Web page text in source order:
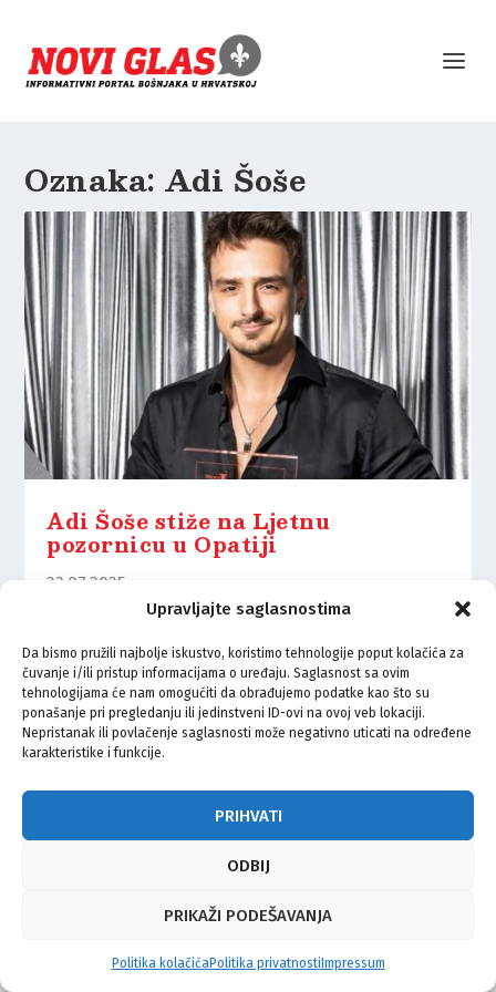
Upravljajte saglasnostima
Da bismo pružili najbolje iskustvo, koristimo tehnologije poput kolačića za
čuvanje i/ili pristup informacijama o uređaju. Saglasnost sa ovim
tehnologijama će nam omogućiti da obrađujemo podatke kao što su
ponašanje pri pregledanju ili jedinstveni ID-ovi na ovoj veb lokaciji.
Nepristanak ili povlačenje saglasnosti može negativno uticati na određene
karakteristike i funkcije.
PRIHVATI
ODBIJ
PRIKAŽI PODEŠAVANJA
Politika kolačićaPolitika privatnosti Impressum
Oznaka:Adi Šoše
Adi Šoše stiže na Ljetnu
pozornicu u Opatiji
23.07.2025.
© Vijeće bošnjačke nacionalne manjine Grada Zagreba 2026
Impressum
Kontakt